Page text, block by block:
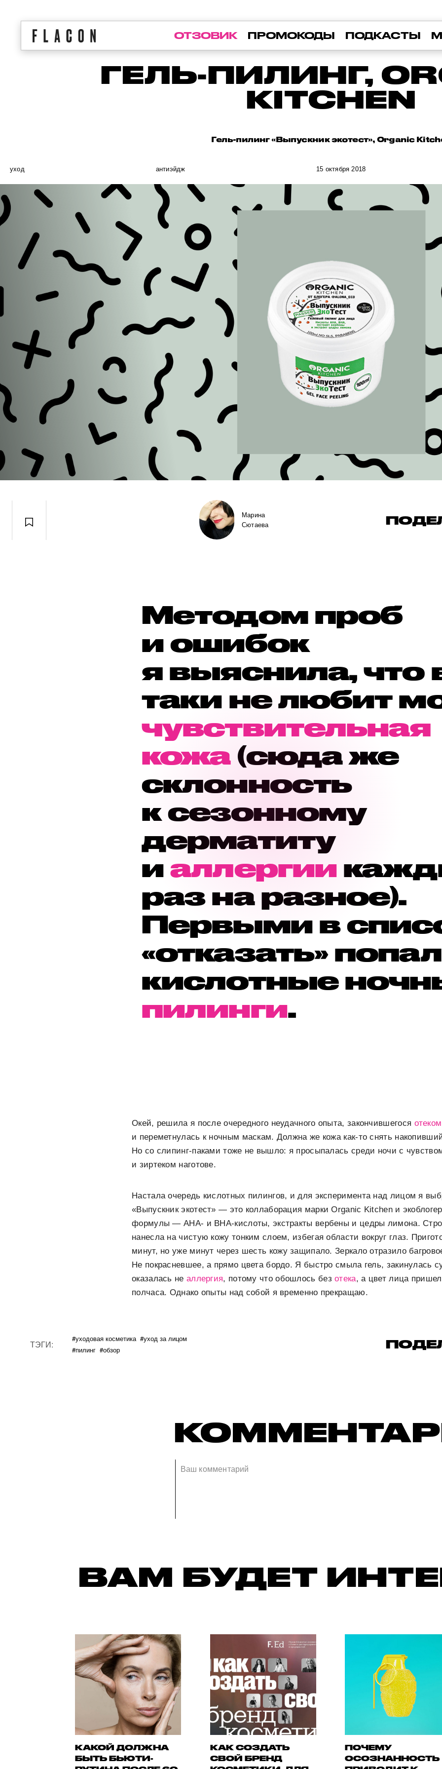
ОТЗОВИК ПРОМОКОДЫ ПОДКАСТЫ
ГЕЛЬ-ПИЛИНГ,
KITCHEN
Гель-пилинг «Выпускник экотест», Organic
уход антиэйдж 15 октября 2018
Марина
Сютаева
Методом проб
и ошибок
я выяснила, что
таки не любит
чувствительная
кожа(сюда же
склонность
к сезонному
дерматиту
иаллергии
раз на разное).
Первыми в
«отказать»
кислотные
пилинги.
Окей, решила я после очередного неудачного опыта, закончившегося отеком
и переметнулась к ночным маскам. Должна же кожа как-то снять
Но со слипинг-паками тоже не вышло: я просыпалась среди ночи с
и зиртеком наготове.
Настала очередь кислотных пилингов, и для эксперимента над лицом я
«Выпускник экотест» — это коллаборация марки Organic Kitchen и
формулы — АНА- и ВНА-кислоты, экстракты вербены и цедры лимона.
нанесла на чистую кожу тонким слоем, избегая области вокруг глаз.
минут, но уже минут через шесть кожу защипало. Зеркало отразило
Не покрасневшее, а прямо цвета бордо. Я быстро смыла гель, закинулась
оказалась не аллергия, потому что обошлось безотека, а цвет лица
полчаса. Однако опыты над собой я временно прекращаю.
ТЭГИ: #уходовая косметика #уход за лицом
#пилинг #обзор
ВАМ БУДЕТ
КАКОЙ ДОЛЖНА
БЫТЬ БЬЮТИ-
КАК СОЗДАТЬ
СВОЙ БРЕНД
ПОЧЕМУ
ОСОЗНАННОСТЬ